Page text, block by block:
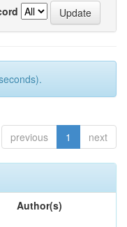
previous 1 next
Author(s)